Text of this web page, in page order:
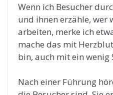
Wenn ich Besucher
und ihnen erzähle, wer
arbeiten, merke ich
mache das mit
bin, auch mit ein wenig
Nach einer Führung